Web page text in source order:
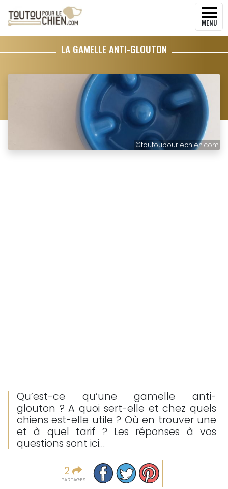
MENU
LA GAMELLE ANTI-GLOUTON
©toutoupourlechien.com
Qu’est-ce qu’une gamelle anti-
glouton ? A quoi sert-elle et chez quels
chiens est-elle utile ? Où en trouver une
et à quel tarif ? Les réponses à vos
questions sont ici…
2
PARTAGES
Partager sur facebook
Partager sur Twitter
Epingler sur Pinterest